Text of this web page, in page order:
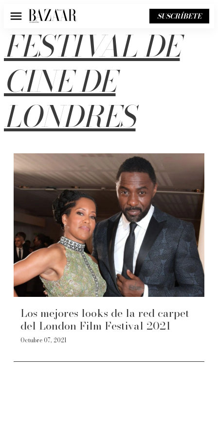
Menú SUSCRÍBETE
FESTIVAL DE
CINE DE
LONDRES
Los mejores looks de la red carpet
del London Film Festival 2021
Octubre 07, 2021